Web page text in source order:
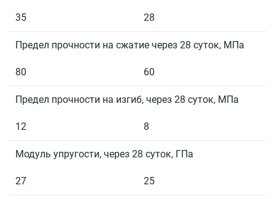
35 28
Предел прочности на сжатие через 28 суток, МПа
80 60
Предел прочности на изгиб, через 28 суток, МПа
12 8
Модуль упругости, через 28 суток, ГПа
27 25